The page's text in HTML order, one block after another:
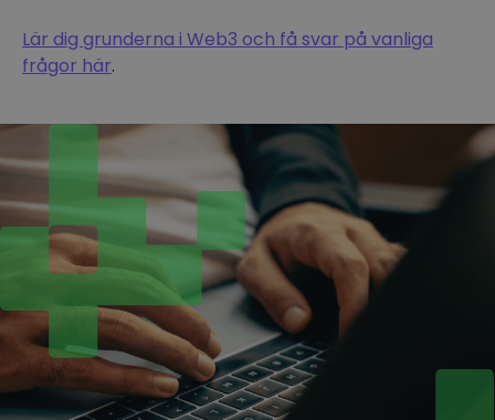
Lär dig grunderna i Web3 och få svar på vanliga
frågor här.